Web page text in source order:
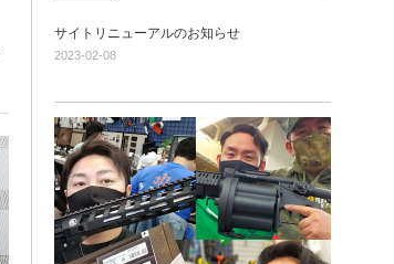
サイトリニューアルのお知らせ
2023-02-08